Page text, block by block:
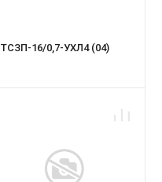
ТСЗП-16/0,7-УХЛ4 (04)